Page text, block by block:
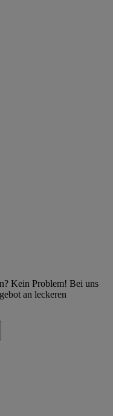
Kein Problem! Bei uns
an leckeren